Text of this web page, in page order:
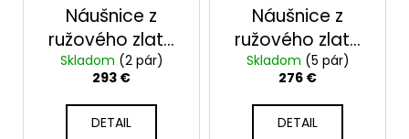
Náušnice z
ružového zlata
23208R
Skladom (2 pár)
293 €
DETAIL
Náušnice z
ružového zlata
23223/RX
Skladom (5 pár)
276 €
DETAIL